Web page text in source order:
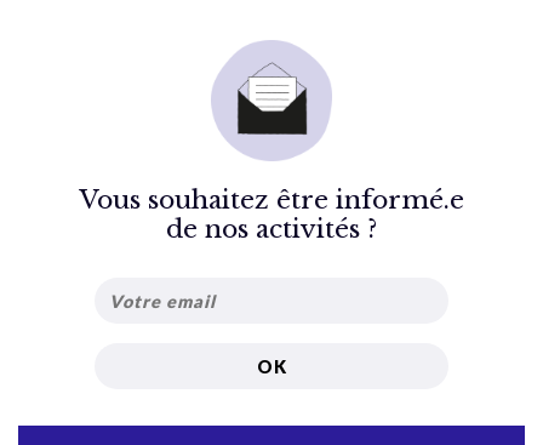
Vous souhaitez être informé.e
de nos activités ?